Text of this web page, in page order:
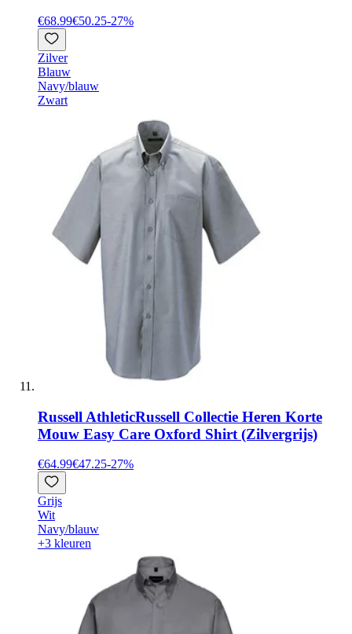
€68.99€50.25-27%
Zilver
Blauw
Navy/blauw
Zwart
Russell AthleticRussell Collectie Heren Korte
Mouw Easy Care Oxford Shirt (Zilvergrijs)
€64.99€47.25-27%
Grijs
Wit
Navy/blauw
+3 kleuren